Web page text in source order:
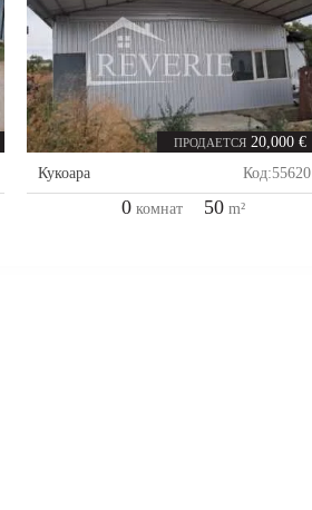
ПРОДАЕТСЯ 20,000 €
Кукоара
Код:55620
0 комнат 50 m²